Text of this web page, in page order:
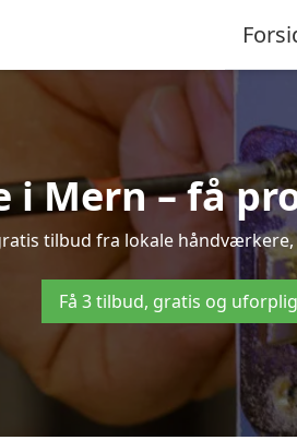
i Mern – få
tilbud fra lokale
Få 3 tilbud, gratis og